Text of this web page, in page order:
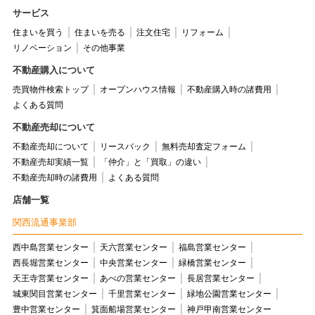
サービス
住まいを買う 住まいを売る 注文住宅
リフォーム
リノベーション
その他事業
不動産購入について
売買物件検索トップ オープンハウス情報
不動産購入時の諸費用
よくある質問
不動産売却について
不動産売却について リースバック
無料売却査定フォーム
不動産売却実績一覧
「仲介」と「買取」の違い
不動産売却時の諸費用
よくある質問
店舗一覧
関西流通事業部
西中島営業センター 天六営業センター
福島営業センター
西長堀営業センター
中央営業センター
緑橋営業センター
天王寺営業センター
あべの営業センター
長居営業センター
城東関目営業センター
千里営業センター
緑地公園営業センター
豊中営業センター
箕面船場営業センター 神戸甲南営業センター